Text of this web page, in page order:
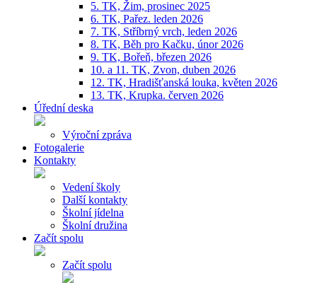
5. TK, Žim, prosinec 2025
6. TK, Pařez. leden 2026
7. TK, Stříbrný vrch, leden 2026
8. TK, Běh pro Kačku, únor 2026
9. TK, Bořeň, březen 2026
10. a 11. TK, Zvon, duben 2026
12. TK, Hradišťanská louka, květen 2026
13. TK, Krupka. červen 2026
Úřední deska
Výroční zpráva
Fotogalerie
Kontakty
Vedení školy
Další kontakty
Školní jídelna
Školní družina
Začít spolu
Začít spolu